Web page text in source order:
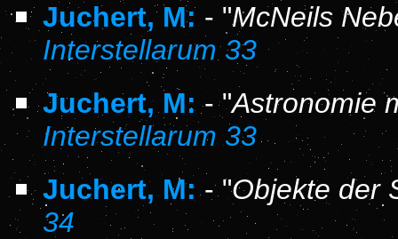
Juchert, M:- "McNeils
Interstellarum 33
Juchert, M: - "Astronomie
Interstellarum 33
Juchert, M:- "Objekte der
34